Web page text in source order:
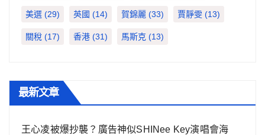
美選 (29) 英國 (14) 賀錦麗 (33) 賈靜雯 (13)
關稅 (17) 香港 (31) 馬斯克 (13)
最新文章
王心凌被爆抄襲？廣告神似SHINee Key演唱會海